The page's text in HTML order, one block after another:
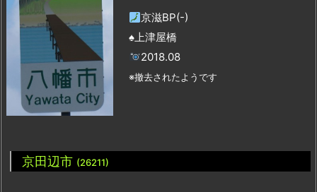
京滋BP(-)
♠上津屋橋
2018.08
※撤去されたようです
京田辺市 (26211)